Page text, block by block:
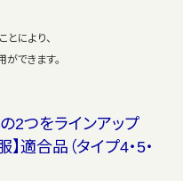
とにより、
できます。
2つをラインアップ
適合品（タイプ4・5・